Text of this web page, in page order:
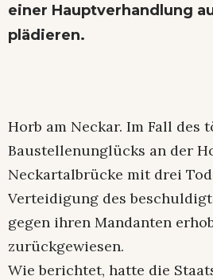
einer Hauptverhandlung
plädieren.
Horb am Neckar. Im Fall des
Baustellenunglücks an der
Neckartalbrücke mit drei
Verteidigung des
gegen ihren Mandanten
zurückgewiesen.
Wie berichtet, hatte die